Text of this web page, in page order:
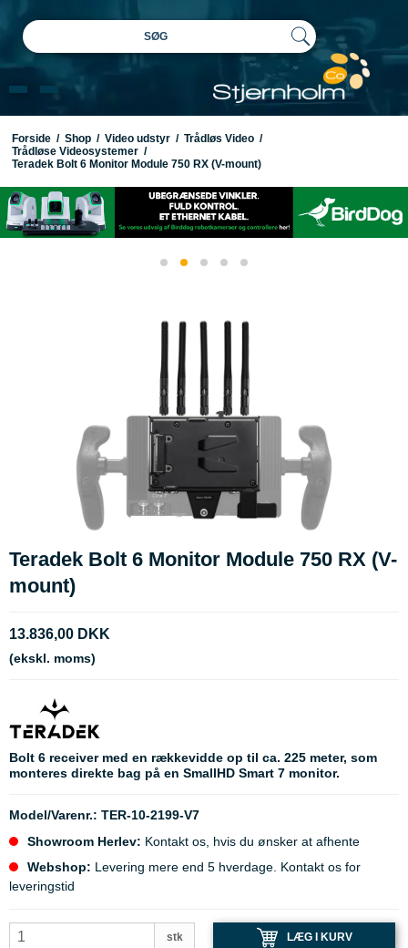
SØG
Forside / Shop / Video udstyr / Trådløs Video /
Trådløse Videosystemer /
Teradek Bolt 6 Monitor Module 750 RX (V-mount)
Teradek Bolt 6 Monitor Module 750 RX (V-
mount)
13.836,00 DKK
(ekskl. moms)
Bolt 6 receiver med en rækkevidde op til ca. 225 meter, som
monteres direkte bag på en SmallHD Smart 7 monitor.
Model/Varenr.: TER-10-2199-V7
Showroom Herlev: Kontakt os, hvis du ønsker at afhente
Webshop: Levering mere end 5 hverdage. Kontakt os for
leveringstid
stk LÆG I KURV